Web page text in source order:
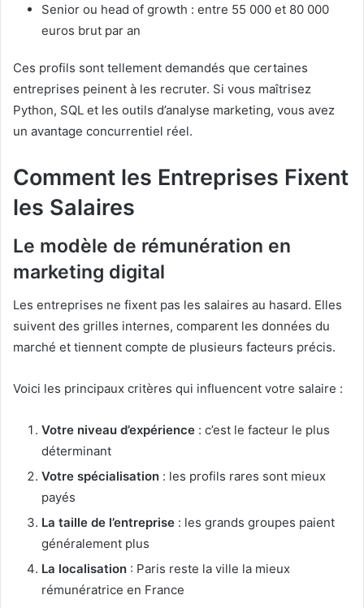
Senior ou head of growth : entre 55 000 et 80 000
euros brut par an
Ces profils sont tellement demandés que certaines
entreprises peinent à les recruter. Si vous maîtrisez
Python, SQL et les outils d’analyse marketing, vous avez
un avantage concurrentiel réel.
Comment les Entreprises Fixent
les Salaires
Le modèle de rémunération en
marketing digital
Les entreprises ne fixent pas les salaires au hasard. Elles
suivent des grilles internes, comparent les données du
marché et tiennent compte de plusieurs facteurs précis.
Voici les principaux critères qui influencent votre salaire :
Votre niveau d’expérience : c’est le facteur le plus
déterminant
Votre spécialisation : les profils rares sont mieux
payés
La taille de l’entreprise : les grands groupes paient
généralement plus
La localisation : Paris reste la ville la mieux
rémunératrice en France